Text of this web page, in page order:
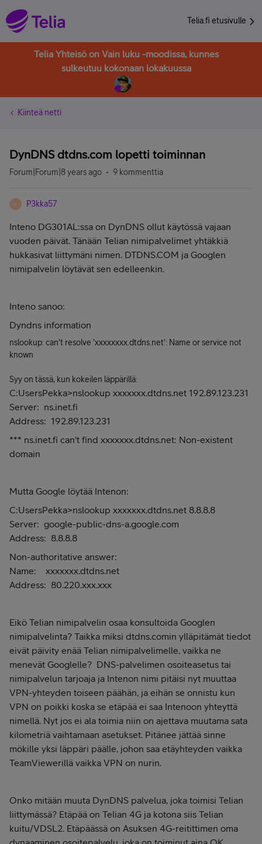
Telia.fi etusivulle
Telia Yhteisö on Vain luku -moodissa, kunnes
sulkeutuu kokonaan lokakuussa
Kiinteä netti
DynDNS dtdns.com lopetti toiminnan
Forum|Forum|8 years ago 9 kommenttia
P P3kka57
Inteno DG301AL:ssa on DynDNS ollut käytössä vajaan
vuoden päivät. Tänään Telian nimipalvelimet yhtäkkiä
hukkasivat liittymäni nimen. DTDNS.COM ja Googlen
nimipalvelin löytävät sen edelleenkin.
Inteno sanoo:
Dyndns information
nslookup: can't resolve 'xxxxxxxx.dtdns.net': Name or service not
known
Syy on tässä, kun kokeilen läppärillä:
C:UsersPekka>nslookup xxxxxxx.dtdns.net 192.89.123.231
Server: ns.inet.fi
Address: 192.89.123.231
*** ns.inet.fi can't find xxxxxxx.dtdns.net: Non-existent
domain
Mutta Google löytää Intenon:
C:UsersPekka>nslookup xxxxxxx.dtdns.net 8.8.8.8
Server: google-public-dns-a.google.com
Address: 8.8.8.8
Non-authoritative answer:
Name: xxxxxxx.dtdns.net
Address: 80.220.xxx.xxx
Eikö Telian nimipalvelin osaa konsultoida Googlen
nimipalvelinta? Taikka miksi dtdns.comin ylläpitämät tiedot
eivät päivity enää Telian nimipalvelimelle, vaikka ne
menevät Googlelle? DNS-palvelimen osoiteasetus tai
nimipalvelun tarjoaja ja Intenon nimi pitäisi nyt muuttaa
VPN-yhteyden toiseen päähän, ja eihän se onnistu kun
VPN on poikki koska se etäpää ei saa Intenoon yhteyttä
nimellä. Nyt jos ei ala toimia niin on ajettava muutama sata
kilometriä vaihtamaan asetukset. Pitänee jättää sinne
mökille yksi läppäri päälle, johon saa etäyhteyden vaikka
TeamViewerillä vaikka VPN on nurin.
Onko mitään muuta DynDNS palvelua, joka toimisi Telian
liittymässä? Etäpää on Telian 4G ja kotona siis Telian
kuitu/VDSL2. Etäpäässä on Asuksen 4G-reitittimen oma